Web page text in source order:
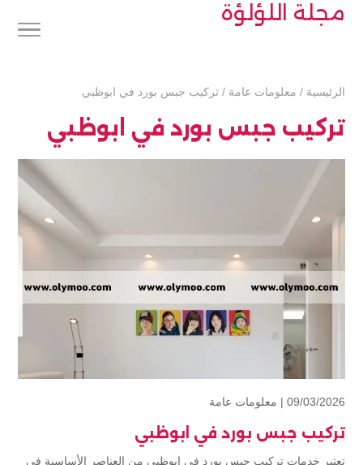
مجلة اللؤلؤة
الرئيسية / معلومات عامة / تركيب جبس بورد في ابوظبي
تركيب جبس بورد في ابوظبي
09/03/2026 | معلومات عامة
تركيب جبس بورد في ابوظبي
تعتبر خدمات تركيب جبس بورد في ابوظبي من العناصر الأساسية في